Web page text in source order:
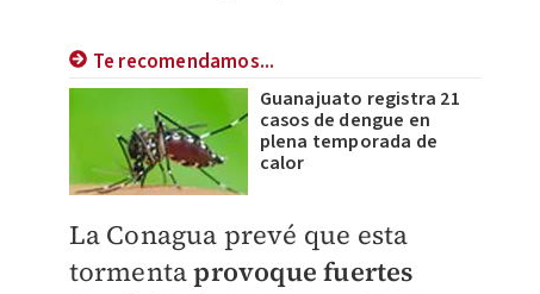
Te recomendamos...
Guanajuato registra 21
casos de dengue en
plena temporada de
calor
La Conagua prevé que esta
tormentaprovoque fuertes